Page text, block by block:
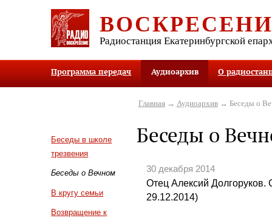
Радиостанция Екатеринбургской
Программа передач Аудиоархив О
Беседы в школе
трезвения
Беседы о Вечном
В кругу семьи
Возвращение к
Главная→ Аудиоархив→ Беседы о
Беседы о
30 декабря 2014
Отец Алексий
29.12.2014)